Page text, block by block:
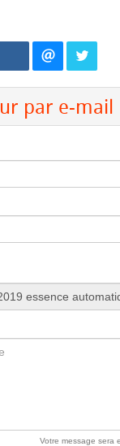
par e-mail
Votre message sera